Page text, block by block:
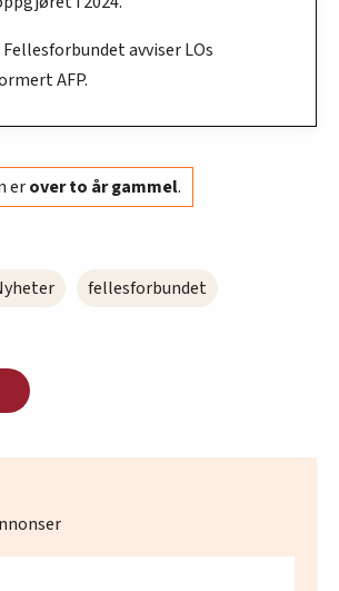
avviser LOs
AFP.
erover to år gammel.
fellesforbundet